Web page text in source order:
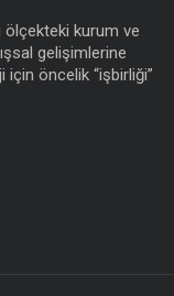
ölçekteki kurum ve
gelişimlerine
için öncelik “işbirliği”